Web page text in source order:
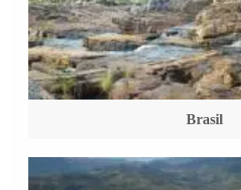
Brasil